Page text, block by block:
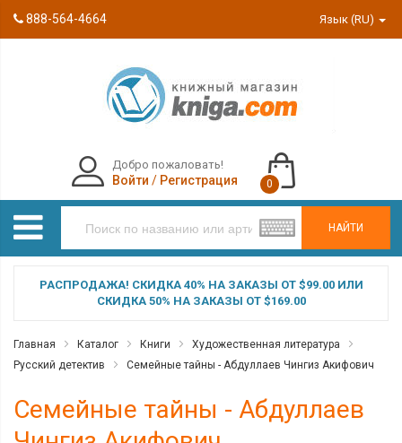
888-564-4664 Язык (RU)
НАЙТИ
Добро пожаловать!
Войти / Регистрация 0
РАСПРОДАЖА! СКИДКА 40% НА ЗАКАЗЫ ОТ $99.00 ИЛИ
СКИДКА 50% НА ЗАКАЗЫ ОТ $169.00
Главная Каталог Книги
Художественная литература
Русский детектив
Семейные тайны - Абдуллаев Чингиз Акифович
Семейные тайны - Абдуллаев